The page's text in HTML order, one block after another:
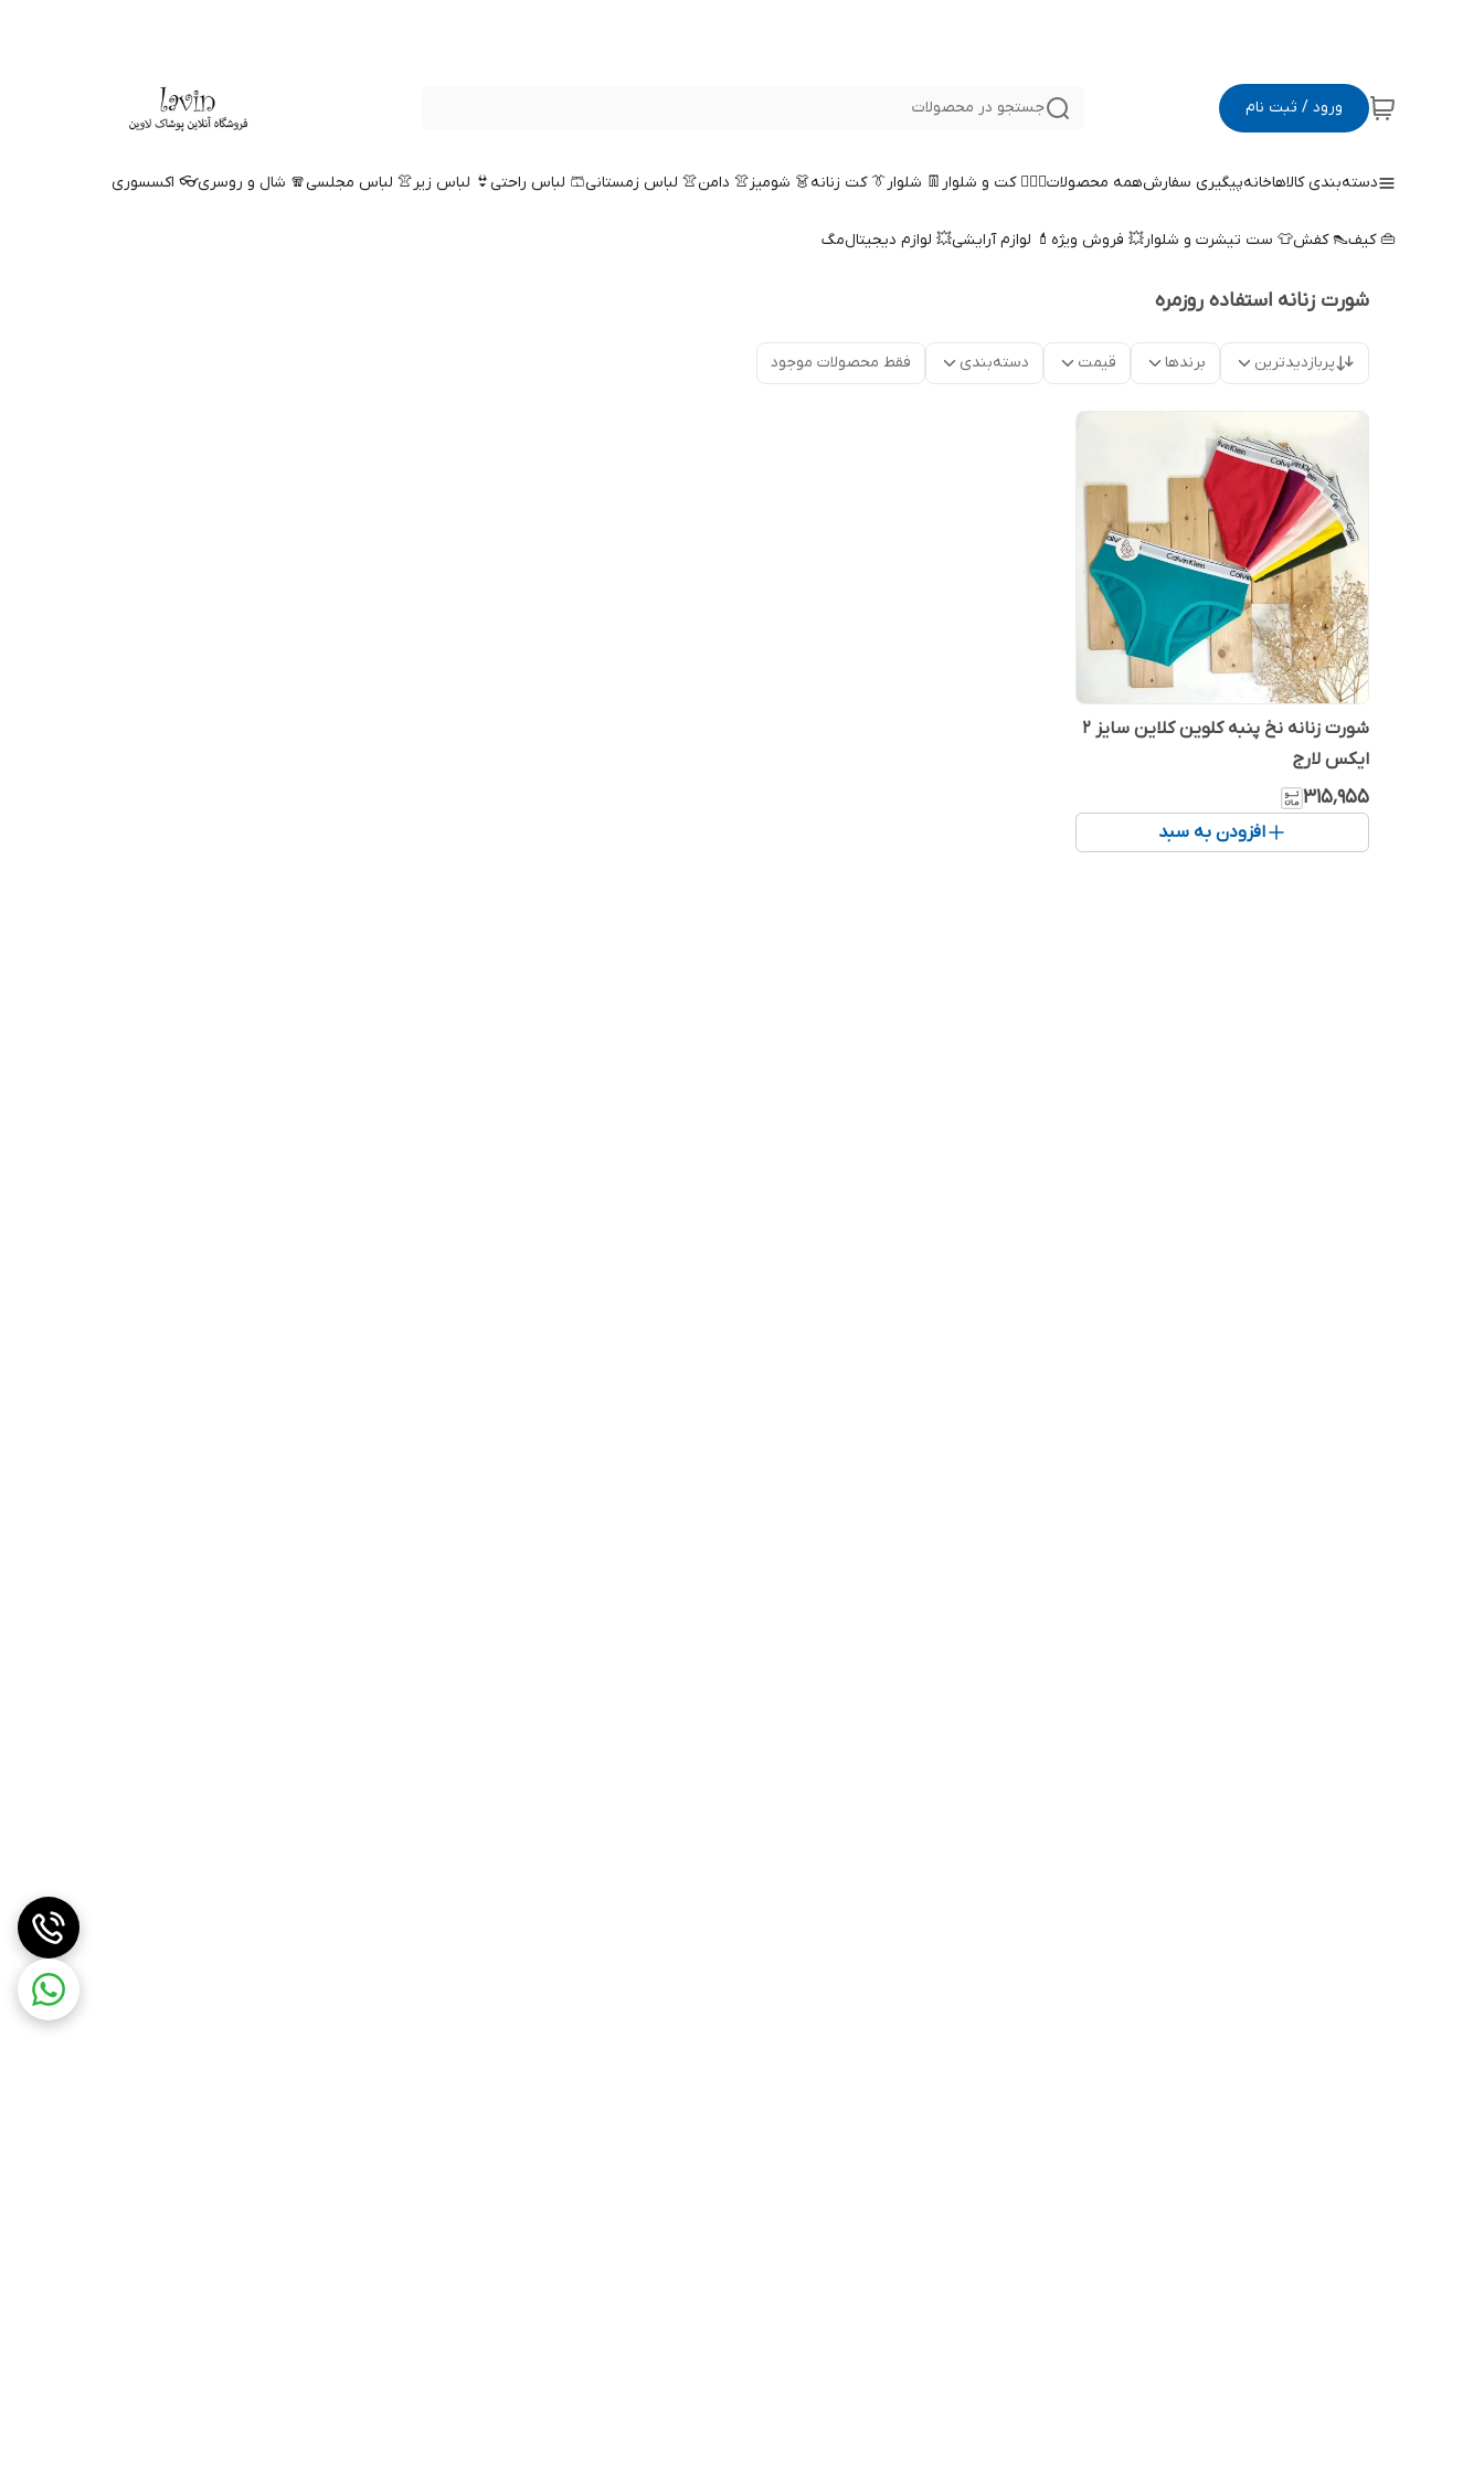
ورود / ثبت نام جستجو در محصولات
دسته‌بندی کالاهاخانهپیگیری سفارشهمه محصولات🤵🏻‍♀️ کت و شلوار 👖 شلوار👔 کت زنانه👗 شومیز👚 دامن👚 لباس زمستانی🩳 لباس راحتی👙 لباس زیر👚 لباس مجلسی🧣 شال و روسری👓 اکسسوری
👜 کیف👠 کفش👕 ست تیشرت و شلوار💥 فروش ویژه 💄 لوازم آرایشی💥 لوازم دیجیتالمگ
شورت زنانه استفاده روزمره
پربازدیدترین برندها قیمت دسته‌بندی فقط محصولات موجود
شورت زنانه نخ پنبه کلوین کلاین سایز 2
ایکس لارج
۳۱۵٬۹۵۵
افزودن به سبد